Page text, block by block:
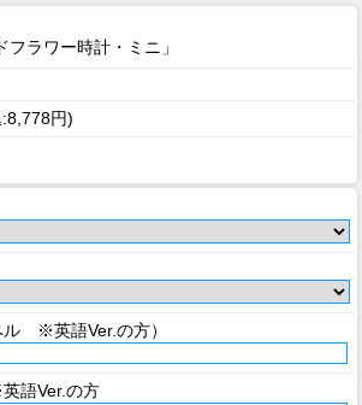
フラワー時計・ミニ」
円)
ル ※英語Ver.の方）
語Ver.の方